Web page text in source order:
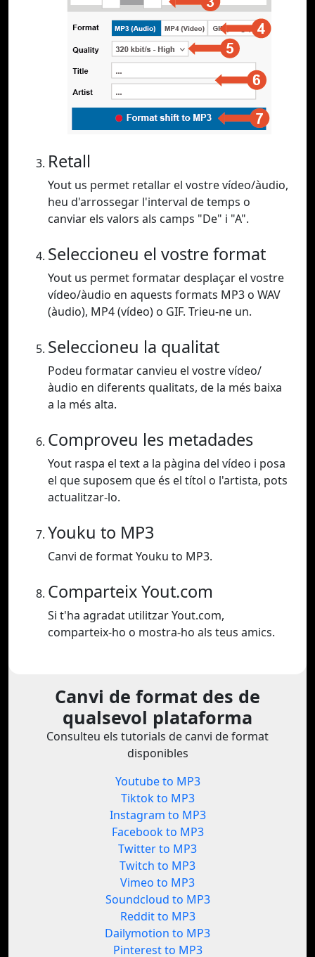
Retall
Yout us permet retallar el vostre vídeo/àudio,
heu d'arrossegar l'interval de temps o
canviar els valors als camps "De" i "A".
Seleccioneu el vostre format
Yout us permet formatar desplaçar el vostre
vídeo/àudio en aquests formats MP3 o WAV
(àudio), MP4 (vídeo) o GIF. Trieu-ne un.
Seleccioneu la qualitat
Podeu formatar canvieu el vostre vídeo/
àudio en diferents qualitats, de la més baixa
a la més alta.
Comproveu les metadades
Yout raspa el text a la pàgina del vídeo i posa
el que suposem que és el títol o l'artista, pots
actualitzar-lo.
Youku to MP3
Canvi de format Youku to MP3.
Comparteix Yout.com
Si t'ha agradat utilitzar Yout.com,
comparteix-ho o mostra-ho als teus amics.
Canvi de format des de
qualsevol plataforma
Consulteu els tutorials de canvi de format
disponibles
Youtube to MP3
Tiktok to MP3
Instagram to MP3
Facebook to MP3
Twitter to MP3
Twitch to MP3
Vimeo to MP3
Soundcloud to MP3
Reddit to MP3
Dailymotion to MP3
Pinterest to MP3